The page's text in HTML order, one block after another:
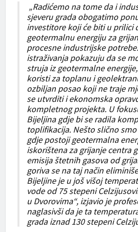
„Radićemo na tome da i
sjeveru grada obogatimo
investitore koji će biti u prilici
geotermalnu energiju za
procesne industrijske
istraživanja pokazuju da se
struja iz geotermalne
koristi za toplanu i
ozbiljan posao koji ne traje
se utvrditi i ekonomska
kompletnog projekta. U
Bijeljina gdje bi se radila
toplifikacija. Nešto slično
gdje postoji geotermalna
iskorištena za grijanje centra
emisija štetnih gasova od
goriva se na taj način
Bijeljine je u još višoj
vode od 75 stepeni
u Dvorovima“, izjavio je
naglasivši da je ta
grada iznad 130 stepeni